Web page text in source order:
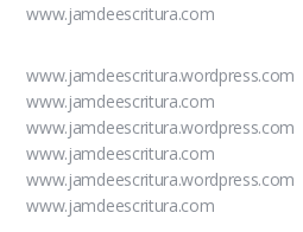
www.jamdeescritura.com
www.jamdeescritura.wordpress.com
www.jamdeescritura.com
www.jamdeescritura.wordpress.com
www.jamdeescritura.com
www.jamdeescritura.wordpress.com
www.jamdeescritura.com